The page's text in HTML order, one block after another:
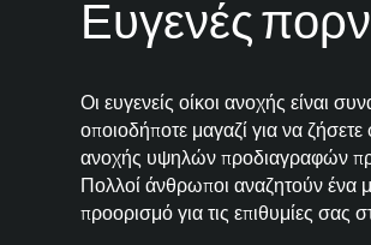
Ευγενές
Οι ευγενείς οίκοι ανοχής είναι
οποιοδήποτε μαγαζί για να
ανοχής υψηλών προδιαγραφών
Πολλοί άνθρωποι αναζητούν ένα
προορισμό για τις επιθυμίες σας